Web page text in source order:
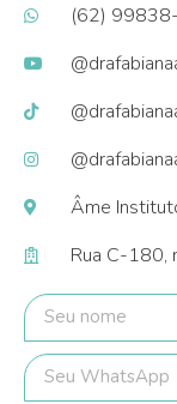
(62)
Âme
Rua C-180,